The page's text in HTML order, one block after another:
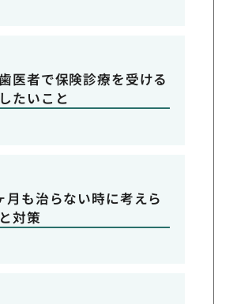
医者で保険診療を受ける
たいこと
月も治らない時に考えら
対策